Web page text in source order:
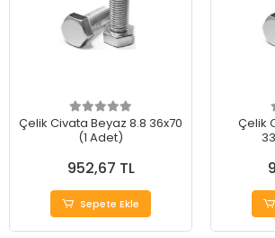
Çelik Civata Beyaz 8.8 36x70
(1 Adet)
952,67 TL
Sepete Ekle
Çelik